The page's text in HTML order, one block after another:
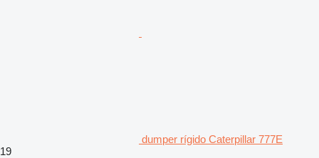
dumper rígido Caterpillar 777E
19